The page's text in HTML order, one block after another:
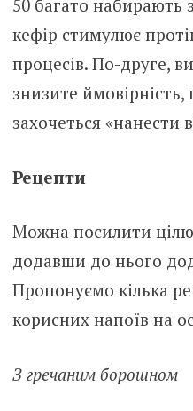
50 багато набирають
кефір стимулює
процесів. По-друге,
знизите
захочеться «нанести
Рецепти
Можна посилити
додавши до нього
Пропонуємо кілька
корисних напоїв на
З гречаним борошном